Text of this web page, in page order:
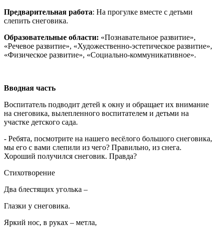
Предварительная работа: На прогулке вместе с детьми
слепить снеговика.
Образовательные области: «Познавательное развитие»,
«Речевое развитие», «Художественно-эстетическое развитие»,
«Физическое развитие», «Социально-коммуникативное».
Вводная часть
Воспитатель подводит детей к окну и обращает их внимание
на снеговика, вылепленного воспитателем и детьми на
участке детского сада.
- Ребята, посмотрите на нашего весёлого большого снеговика,
мы его с вами слепили из чего? Правильно, из снега.
Хороший получился снеговик. Правда?
Стихотворение
Два блестящих уголька –
Глазки у снеговика.
Яркий нос, в руках – метла,